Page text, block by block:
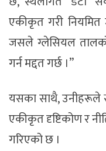
एकीकृत गरी
जसले ग्लेसियल तालको
गर्न मद्दत गर्छ ।”
यसका साथै, उनीहरूले
एकीकृत दृष्टिकोण र
गरिएको छ ।